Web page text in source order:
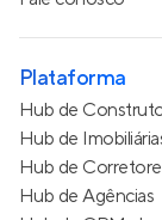
Plataforma
Hub de
Hub de
Hub de
Hub de Agências